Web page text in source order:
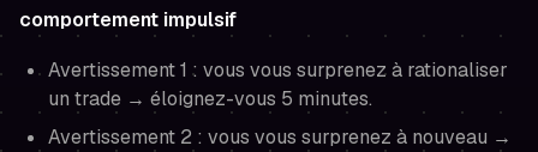
comportement impulsif
Avertissement 1 : vous vous surprenez à rationaliser
un trade → éloignez-vous 5 minutes.
Avertissement 2 : vous vous surprenez à nouveau →